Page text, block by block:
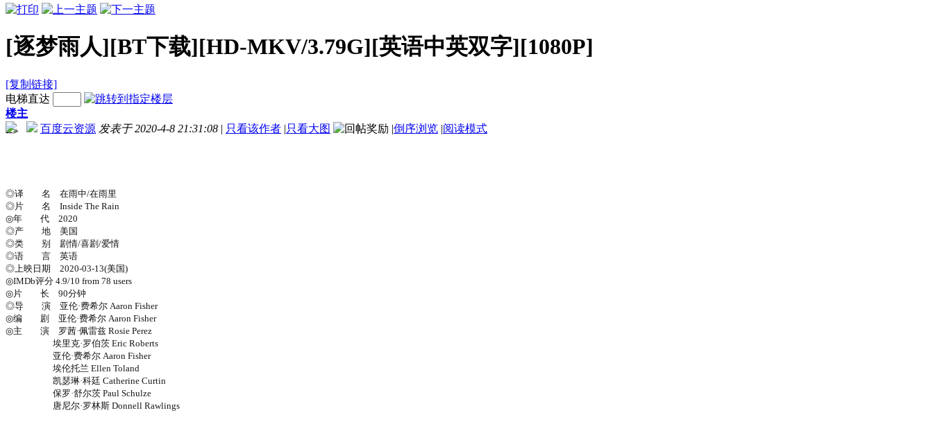
[逐梦雨人][BT下载][HD-MKV/3.79G][英语中英双字][1080P]
[复制链接]
电梯直达
楼主
百度云资源 发表于 2020-4-8 21:31:08 | 只看该作者 |只看大图 |倒序浏览 |阅读模式
-->
◎译 名 在雨中/在雨里
◎片 名 Inside The Rain
◎年 代 2020
◎产 地 美国
◎类 别 剧情/喜剧/爱情
◎语 言 英语
◎上映日期 2020-03-13(美国)
◎IMDb评分 4.9/10 from 78 users
◎片 长 90分钟
◎导 演 亚伦·费希尔 Aaron Fisher
◎编 剧 亚伦·费希尔 Aaron Fisher
◎主 演 罗茜·佩雷兹 Rosie Perez
埃里克·罗伯茨 Eric Roberts
亚伦·费希尔 Aaron Fisher
埃伦托兰 Ellen Toland
凯瑟琳·科廷 Catherine Curtin
保罗·舒尔茨 Paul Schulze
唐尼尔·罗林斯 Donnell Rawlings